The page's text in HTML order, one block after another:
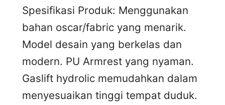
Spesifikasi Produk: Menggunakan
bahan oscar/fabric yang menarik.
Model desain yang berkelas dan
modern. PU Armrest yang nyaman.
Gaslift hydrolic memudahkan dalam
menyesuaikan tinggi tempat duduk.